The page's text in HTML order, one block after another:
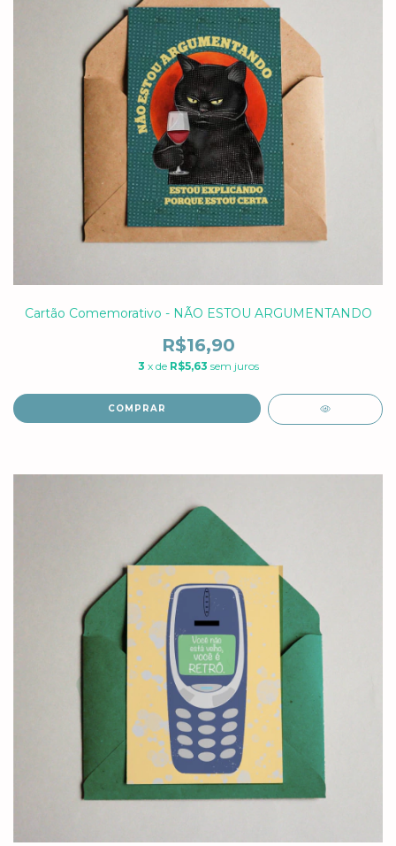
Cartão Comemorativo - NÃO ESTOU ARGUMENTANDO
R$16,90
3 x de R$5,63 sem juros